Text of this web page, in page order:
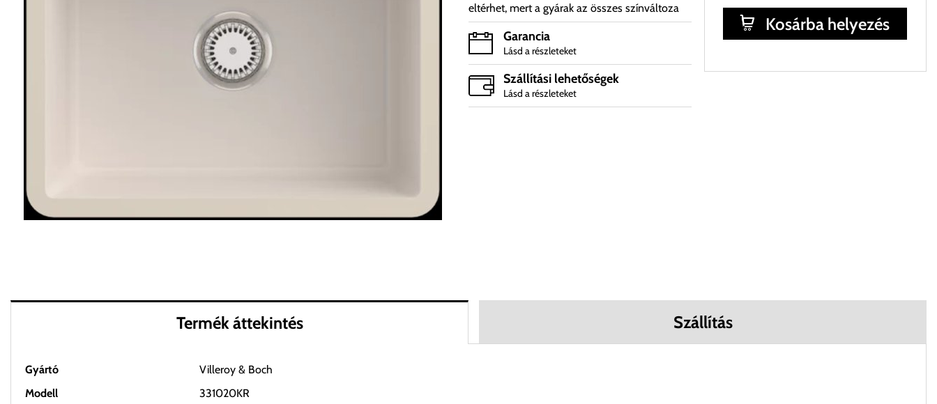
eltérhet, mert a gyárak az összes színváltoza
Garancia
Lásd a részleteket
Szállítási lehetőségek
Lásd a részleteket
Kosárba helyezés
Termék áttekintés Szállítás
Gyártó
Villeroy & Boch
Modell
331020KR